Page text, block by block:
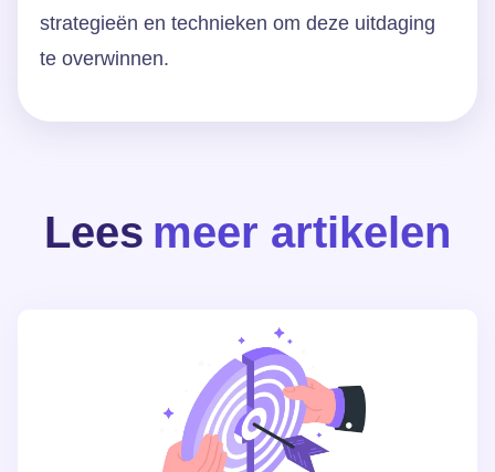
strategieën en technieken om deze uitdaging
te overwinnen.
Lees meer artikelen